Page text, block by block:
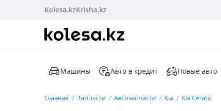
Kolesa.kzKrisha.kz
Машины Авто в кредит Новые авто
Главная Запчасти Автозапчасти Kia Kia Cerato